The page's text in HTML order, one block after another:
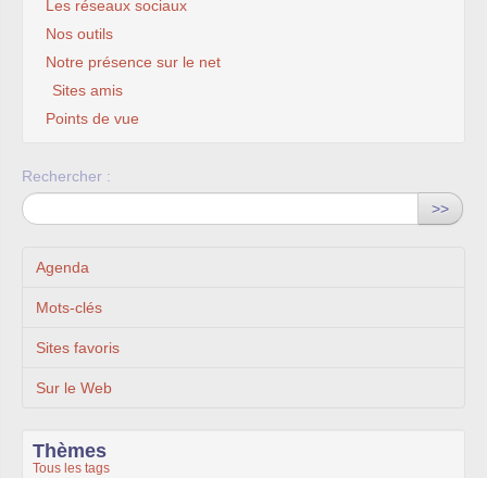
Les réseaux sociaux
Nos outils
Notre présence sur le net
Sites amis
Points de vue
Rechercher :
>>
Agenda
Mots-clés
Sites favoris
Sur le Web
Thèmes
Tous les tags